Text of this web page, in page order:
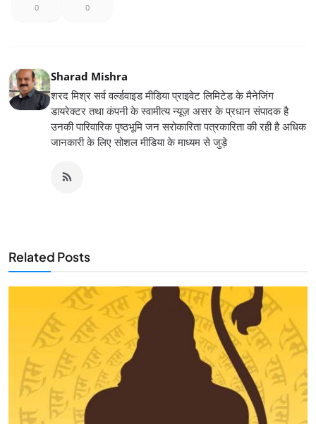
0 0
Sharad Mishra
शरद मिश्र सर्व वर्ल्डवाइड मीडिया प्राइवेट लिमिटेड के मैनेजिंग
डायरेक्टर तथा कंपनी के स्वामीत्य न्यूज़ असर के प्रधान संपादक है
उनकी पारिवारिक पृष्ठभूमि जन सरोकारिता पत्रकारिता की रही है अधिक
जानकारी के लिए सोशल मीडिया के माध्यम से जुड़े
Related Posts